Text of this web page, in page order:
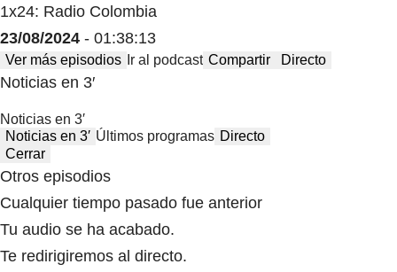
1x24: Radio Colombia
23/08/2024 - 01:38:13
Ver más episodios Ir al podcast Compartir Directo
Noticias en 3′
Noticias en 3′
Noticias en 3′ Últimos programas Directo
Cerrar
Otros episodios
Cualquier tiempo pasado fue anterior
Tu audio se ha acabado.
Te redirigiremos al directo.